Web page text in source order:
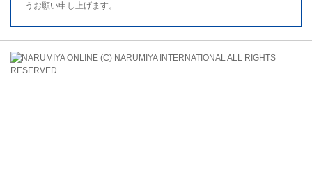
うお願い申し上げます。